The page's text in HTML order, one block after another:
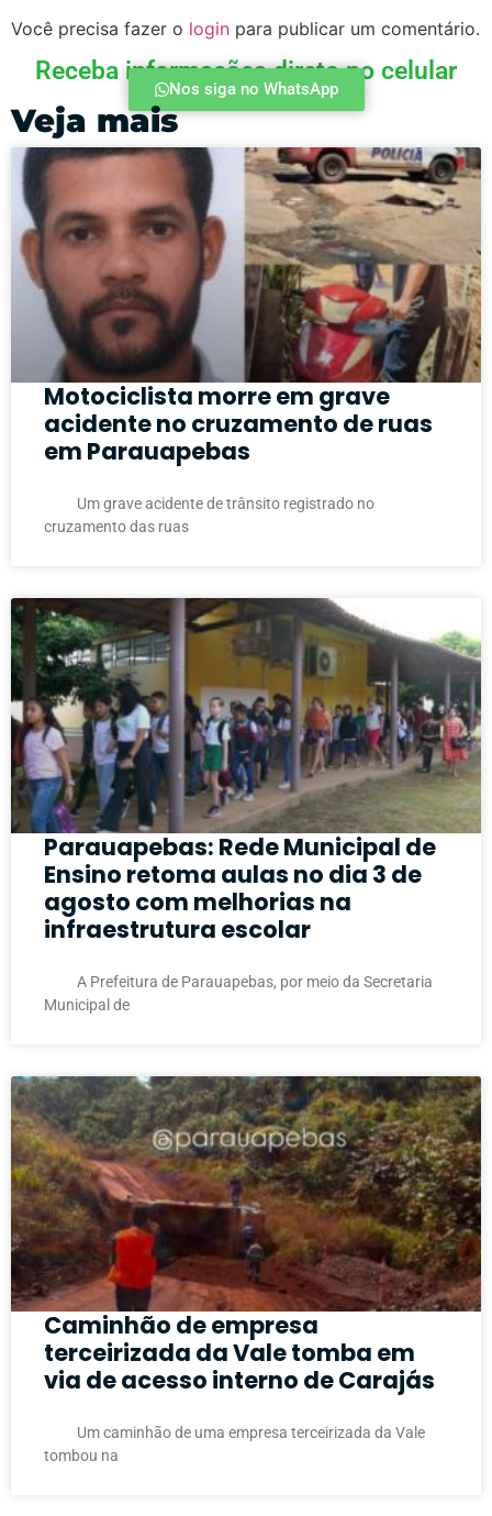
Você precisa fazer o login para publicar um comentário.
Receba informações direto no celular
Nos siga no WhatsApp
Veja mais
Motociclista morre em grave
acidente no cruzamento de ruas
em Parauapebas
Um grave acidente de trânsito registrado no
cruzamento das ruas
Parauapebas: Rede Municipal de
Ensino retoma aulas no dia 3 de
agosto com melhorias na
infraestrutura escolar
A Prefeitura de Parauapebas, por meio da Secretaria
Municipal de
Caminhão de empresa
terceirizada da Vale tomba em
via de acesso interno de Carajás
Um caminhão de uma empresa terceirizada da Vale
tombou na